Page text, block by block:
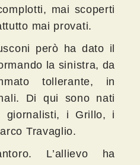
mai scoperti
mai provati.
però ha dato il
la sinistra, da
tollerante, in
Di qui sono nati
giornalisti, i Grillo, i
Travaglio.
L’allievo ha